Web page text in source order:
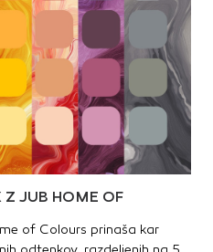
Z JUB HOME OF
of Colours prinaša kar